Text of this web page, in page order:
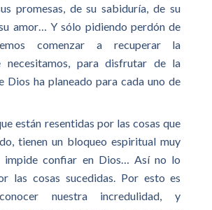
promesas, de su sabiduría, de su
amor… Y sólo pidiendo perdón de
comenzar a recuperar la
necesitamos, para disfrutar de la
Dios ha planeado para cada uno de
están resentidas por las cosas que
tienen un bloqueo espiritual muy
impide confiar en Dios… Así no lo
las cosas sucedidas. Por esto es
nuestra incredulidad, y